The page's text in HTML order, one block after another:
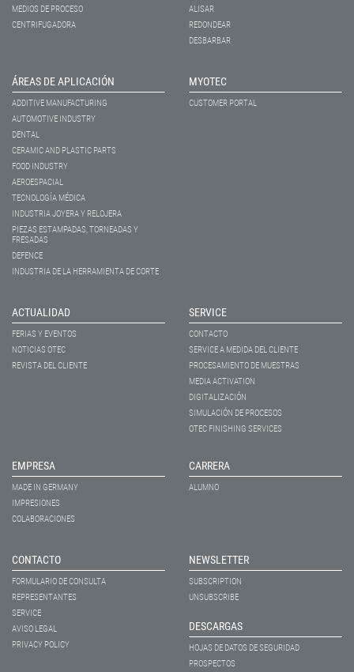
MEDIOS DE PROCESO
CENTRIFUGADORA
ALISAR
REDONDEAR
DESBARBAR
ÁREAS DE APLICACIÓN
ADDITIVE MANUFACTURING
AUTOMOTIVE INDUSTRY
DENTAL
CERAMIC AND PLASTIC PARTS
FOOD INDUSTRY
AEROESPACIAL
TECNOLOGÍA MÉDICA
INDUSTRIA JOYERA Y RELOJERA
PIEZAS ESTAMPADAS, TORNEADAS Y
FRESADAS
DEFENCE
INDUSTRIA DE LA HERRAMIENTA DE CORTE
MYOTEC
CUSTOMER PORTAL
ACTUALIDAD
FERIAS Y EVENTOS
NOTICIAS OTEC
REVISTA DEL CLIENTE
SERVICE
CONTACTO
SERVICE A MEDIDA DEL CLIENTE
PROCESAMIENTO DE MUESTRAS
MEDIA ACTIVATION
DIGITALIZACIÓN
SIMULACIÓN DE PROCESOS
OTEC FINISHING SERVICES
EMPRESA
MADE IN GERMANY
IMPRESIONES
COLABORACIONES
CARRERA
ALUMNO
CONTACTO
FORMULARIO DE CONSULTA
REPRESENTANTES
SERVICE
AVISO LEGAL
PRIVACY POLICY
NEWSLETTER
SUBSCRIPTION
UNSUBSCRIBE
DESCARGAS
HOJAS DE DATOS DE SEGURIDAD
PROSPECTOS